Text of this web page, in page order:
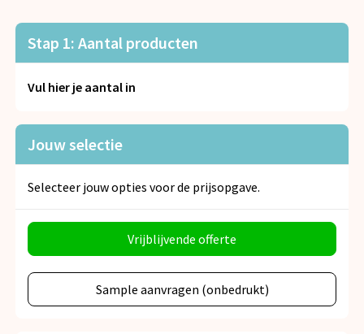
Schrijfwaren
Sleutelhangers en Lanyards
Spellen voor binnen en buiten
Veiligheid, Auto en Fiets
Vrije tijd en Strand
Stap 1: Aantal producten
Vul hier je aantal in
Jouw selectie
Selecteer jouw opties voor de prijsopgave.
Vrijblijvende offerte
Sample aanvragen (onbedrukt)